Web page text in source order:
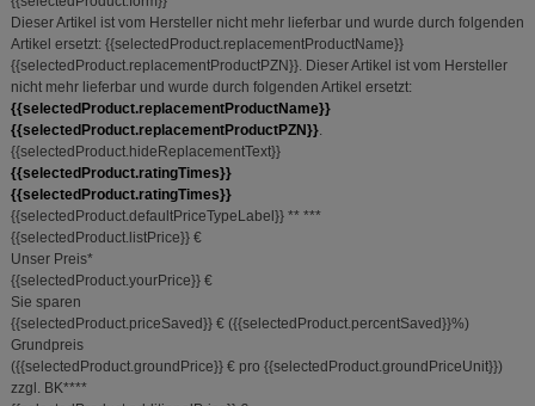
betreiben.
Statistik & Tracking:Hierüber lassen sich
Informationen über die Art und Weise der Nutzung
unserer Website sammeln, mit deren Hilfe wir unsere
Website weiter für Sie optimieren können, den Inhalt
auf unserer Website aber auch die Werbung auf
Drittseiten möglichst relevant für Sie zu gestalten.
Bitte beachten Sie, dass Daten hierfür teilweise an
Dritte wie z.B. Google oder soziale Medien
übertragen werden.
Dieser Artikel ist vom Hersteller nicht mehr lieferbar und wurde durch folgenden
Artikel ersetzt: {{selectedProduct.replacementProductName}}
{{selectedProduct.replacementProductPZN}}. Dieser Artikel ist vom Hersteller
nicht mehr lieferbar und wurde durch folgenden Artikel ersetzt:
{{selectedProduct.replacementProductName}}
{{selectedProduct.replacementProductPZN}}.
{{selectedProduct.hideReplacementText}}
{{selectedProduct.ratingTimes}}
{{selectedProduct.ratingTimes}}
{{selectedProduct.defaultPriceTypeLabel}} ** ***
{{selectedProduct.listPrice}} €
Unser Preis*
{{selectedProduct.yourPrice}} €
Sie sparen
{{selectedProduct.priceSaved}} € ({{selectedProduct.percentSaved}}%)
Grundpreis
({{selectedProduct.groundPrice}} €pro {{selectedProduct.groundPriceUnit}})
zzgl. BK****